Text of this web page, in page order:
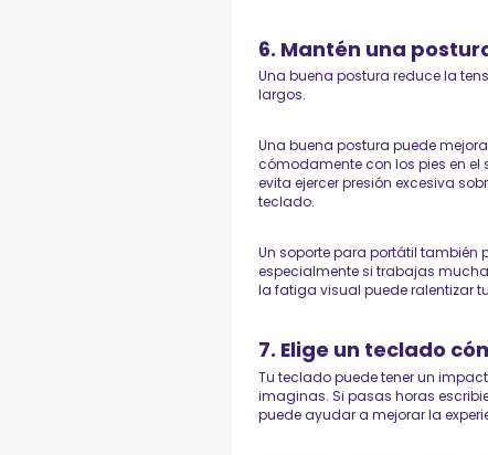
6. Mantén una
Una buena postura reduce la
largos.
Una buena postura puede
cómodamente con los pies en
evita ejercer presión excesiva
teclado.
Un soporte para portátil
especialmente si trabajas
la fatiga visual puede ralentizar
7. Elige un teclado
Tu teclado puede tener un
imaginas. Si pasas horas
puede ayudar a mejorar la